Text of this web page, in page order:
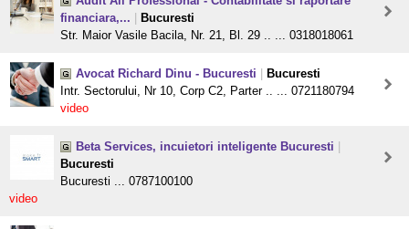
financiara,...
Bucuresti
Str. Maior Vasile Bacila, Nr. 21, Bl. 29 .. ... 0318018061
Avocat Richard Dinu - Bucuresti
Bucuresti
Intr. Sectorului, Nr 10, Corp C2, Parter .. ... 0721180794
video
Beta Services, incuietori inteligente Bucuresti
Bucuresti
Bucuresti ... 0787100100
video